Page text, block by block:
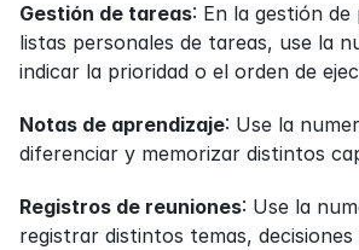
Gestión de tareas: En la gestión
listas personales de tareas, use la
indicar la prioridad o el orden de
Notas de aprendizaje: Use la
diferenciar y memorizar distintos
Registros de reuniones: Use la
registrar distintos temas,